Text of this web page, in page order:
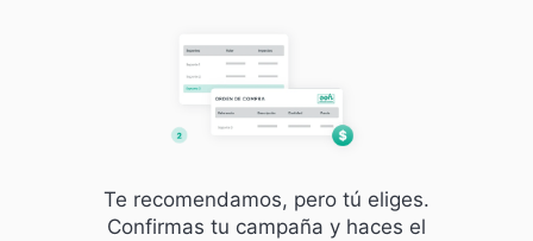
Te recomendamos, pero tú eliges.
Confirmas tu campaña y haces el